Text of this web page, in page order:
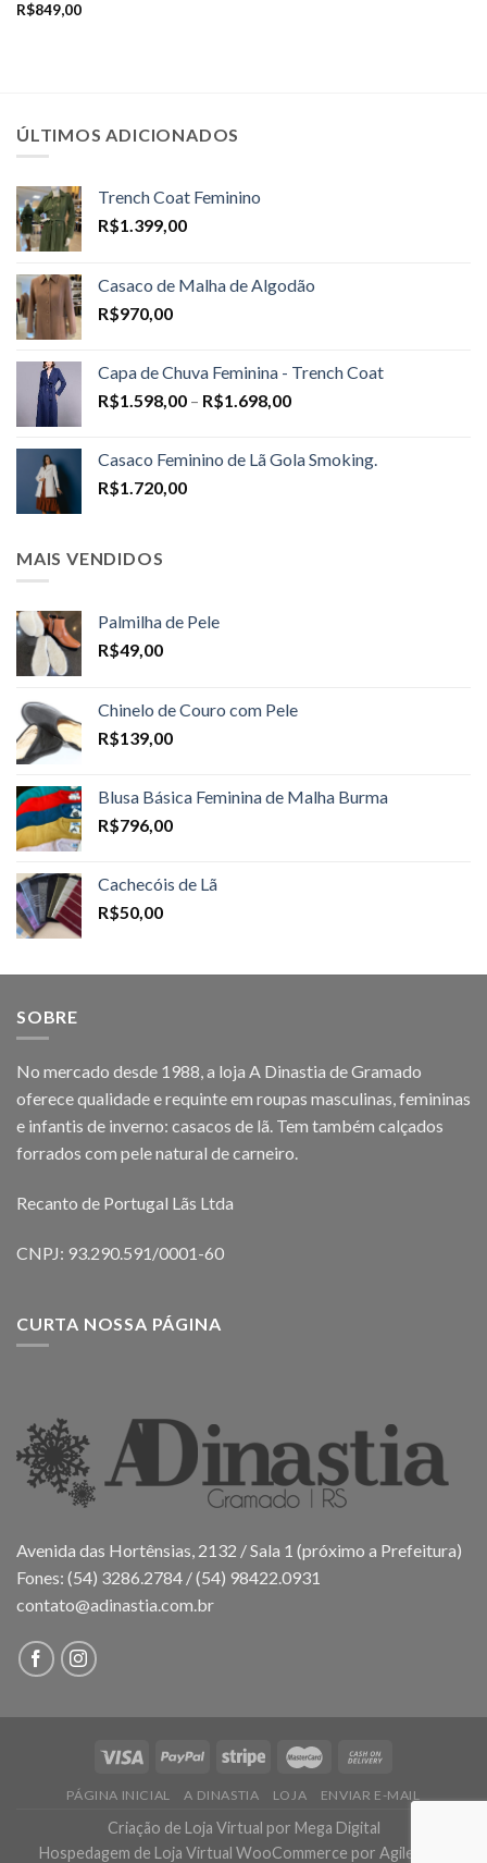
R$849,00
ÚLTIMOS ADICIONADOS
Trench Coat Feminino
R$1.399,00
Casaco de Malha de Algodão
R$970,00
Capa de Chuva Feminina - Trench Coat
R$1.598,00 – R$1.698,00Price
through
Casaco Feminino de Lã Gola Smoking.
R$1.720,00
MAIS VENDIDOS
Palmilha de Pele
R$49,00
Chinelo de Couro com Pele
R$139,00
Blusa Básica Feminina de Malha Burma
R$796,00
Cachecóis de Lã
R$50,00
SOBRE
No mercado desde 1988, a loja A Dinastia de Gramado
oferece qualidade e requinte em roupas masculinas, femininas
e infantis de inverno: casacos de lã. Tem também calçados
forrados com pele natural de carneiro.
Recanto de Portugal Lãs Ltda
CNPJ: 93.290.591/0001-60
CURTA NOSSA PÁGINA
Avenida das Hortênsias, 2132 / Sala 1 (próximo a Prefeitura)
Fones: (54) 3286.2784 / (54) 98422.0931
contato@adinastia.com.br
PÁGINA INICIAL A DINASTIA LOJA ENVIAR E-MAIL
Criação de Loja Virtual por Mega Digital
Hospedagem de Loja Virtual WooCommerce por AgileHost